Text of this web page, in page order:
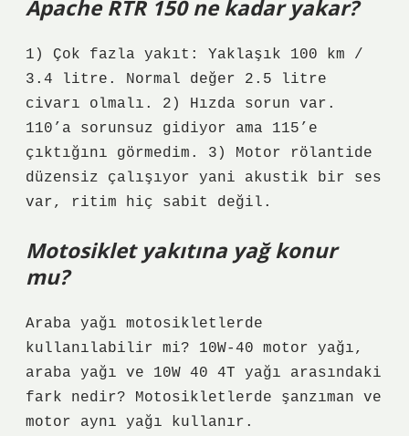
Apache RTR 150 ne kadar yakar?
1) Çok fazla yakıt: Yaklaşık 100 km /
3.4 litre. Normal değer 2.5 litre
civarı olmalı. 2) Hızda sorun var.
110’a sorunsuz gidiyor ama 115’e
çıktığını görmedim. 3) Motor rölantide
düzensiz çalışıyor yani akustik bir ses
var, ritim hiç sabit değil.
Motosiklet yakıtına yağ konur
mu?
Araba yağı motosikletlerde
kullanılabilir mi? 10W-40 motor yağı,
araba yağı ve 10W 40 4T yağı arasındaki
fark nedir? Motosikletlerde şanzıman ve
motor aynı yağı kullanır.